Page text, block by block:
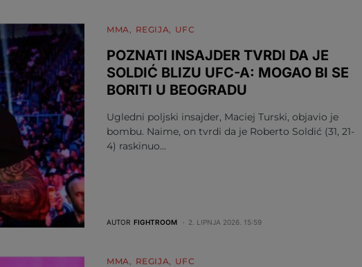
MMA REGIJA UFC
POZNATI INSAJDER TVRDI DA JE
SOLDIĆ BLIZU UFC-A: MOGAO BI SE
BORITI U BEOGRADU
Ugledni poljski insajder, Maciej Turski, objavio je
bombu. Naime, on tvrdi da je Roberto Soldić (31, 21-
4) raskinuo…
AUTOR FIGHTROOM 2. LIPNJA 2026. 15:59
MMA REGIJA UFC